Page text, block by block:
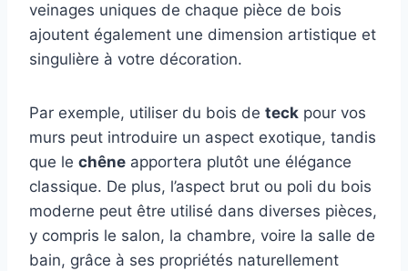
veinages uniques de chaque pièce de bois
ajoutent également une dimension artistique et
singulière à votre décoration.
Par exemple, utiliser du bois de teck pour vos
murs peut introduire un aspect exotique, tandis
que le chêne apportera plutôt une élégance
classique. De plus, l’aspect brut ou poli du bois
moderne peut être utilisé dans diverses pièces,
y compris le salon, la chambre, voire la salle de
bain, grâce à ses propriétés naturellement